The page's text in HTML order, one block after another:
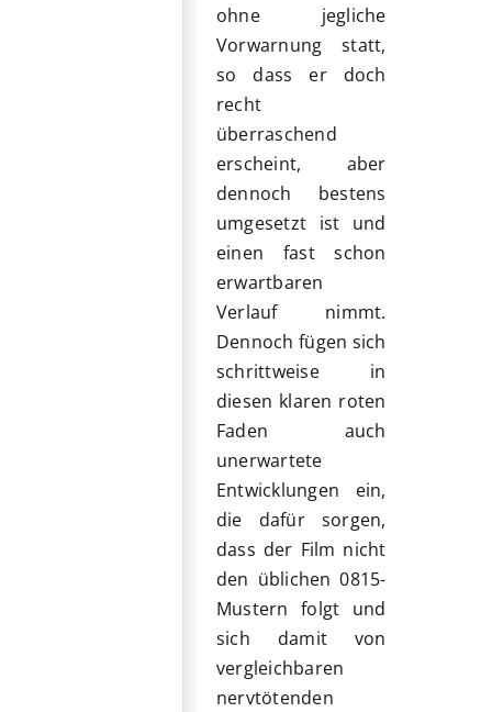
ohne jegliche
Vorwarnung statt,
so dass er doch
recht
überraschend
erscheint, aber
dennoch bestens
umgesetzt ist und
einen fast schon
erwartbaren
Verlauf nimmt.
Dennoch fügen sich
schrittweise in
diesen klaren roten
Faden auch
unerwartete
Entwicklungen ein,
die dafür sorgen,
dass der Film nicht
den üblichen 0815-
Mustern folgt und
sich damit von
vergleichbaren
nervtötenden